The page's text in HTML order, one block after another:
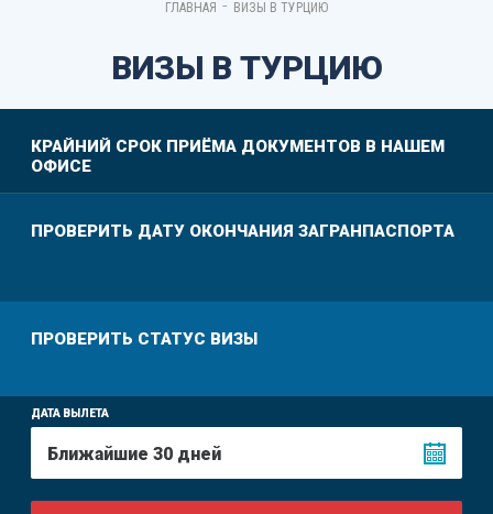
ГЛАВНАЯ - ВИЗЫ В ТУРЦИЮ
ВИЗЫ В ТУРЦИЮ
КРАЙНИЙ СРОК ПРИЁМА ДОКУМЕНТОВ В НАШЕМ
ОФИСЕ
ПРОВЕРИТЬ ДАТУ ОКОНЧАНИЯ ЗАГРАНПАСПОРТА
ПРОВЕРИТЬ CТАТУС ВИЗЫ
ДАТА ВЫЛЕТА